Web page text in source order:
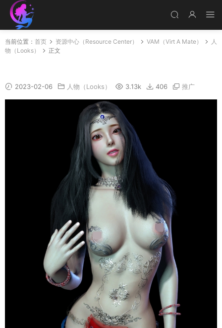
当前位置： 首页 资源中心（Resource Center） VAM（Virt A Mate）
人
物（Looks）
正文
2023-02-06 人物（Looks） 3.13k 406 推广